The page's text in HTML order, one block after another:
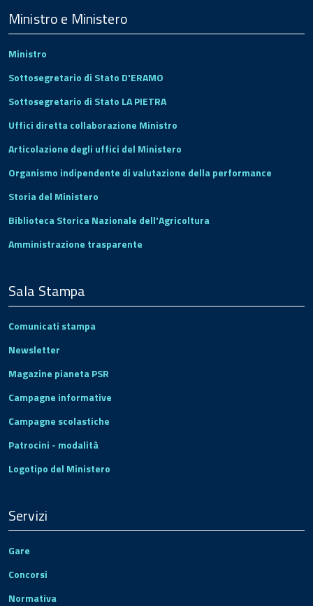
Footer
Ministro e Ministero
Ministro
Sottosegretario di Stato D'ERAMO
Sottosegretario di Stato LA PIETRA
Uffici diretta collaborazione Ministro
Articolazione degli uffici del Ministero
Organismo indipendente di valutazione della performance
Storia del Ministero
Biblioteca Storica Nazionale dell'Agricoltura
Amministrazione trasparente
Sala Stampa
Comunicati stampa
Newsletter
Magazine pianeta PSR
Campagne informative
Campagne scolastiche
Patrocini - modalità
Logotipo del Ministero
Servizi
Gare
Concorsi
Normativa